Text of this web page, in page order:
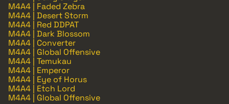
M4A4 | Faded Zebra
M4A4 | Desert Storm
M4A4 | Red DDPAT
M4A4 | Dark Blossom
M4A4 | Converter
M4A4 | Global Offensive
M4A4 | Temukau
M4A4 | Emperor
M4A4 | Eye of Horus
M4A4 | Etch Lord
M4A4 | Global Offensive